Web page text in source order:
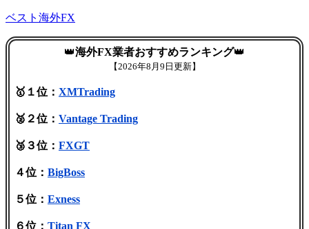
ベスト海外FX
👑海外FX業者おすすめランキング👑
【2026年8月9日更新】
🥇１位： XMTrading
🥈２位： Vantage Trading
🥉３位： FXGT
４位： BigBoss
５位： Exness
６位： Titan FX